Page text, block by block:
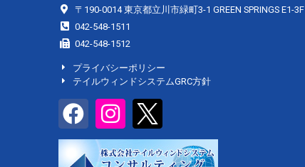
〒190-0014 東京都立川市緑町3-1 GREEN SPRINGS E1-3F
042-548-1511
042-548-1512
プライバシーポリシー
テイルウィンドシステムGRC方針